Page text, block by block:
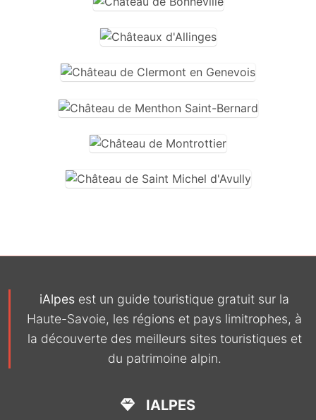
iAlpes est un guide touristique gratuit sur la
Haute-Savoie, les régions et pays limitrophes, à
la découverte des meilleurs sites touristiques et
du patrimoine alpin.
IALPES